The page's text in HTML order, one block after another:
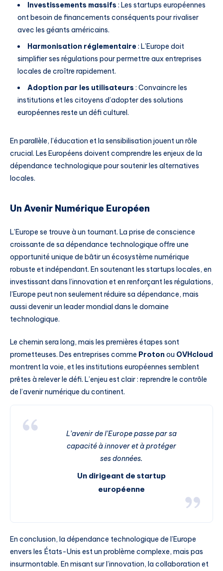
Investissements massifs : Les startups européennes
ont besoin de financements conséquents pour rivaliser
avec les géants américains.
Harmonisation réglementaire: L’Europe doit
simplifier ses régulations pour permettre aux entreprises
locales de croître rapidement.
Adoption par les utilisateurs : Convaincre les
institutions et les citoyens d’adopter des solutions
européennes reste un défi culturel.
En parallèle, l’éducation et la sensibilisation jouent un rôle
crucial. Les Européens doivent comprendre les enjeux de la
dépendance technologique pour soutenir les alternatives
locales.
Un Avenir Numérique Européen
L’Europe se trouve à un tournant. La prise de conscience
croissante de sa dépendance technologique offre une
opportunité unique de bâtir un écosystème numérique
robuste et indépendant. En soutenant les startups locales, en
investissant dans l’innovation et en renforçant les régulations,
l’Europe peut non seulement réduire sa dépendance, mais
aussi devenir un leader mondial dans le domaine
technologique.
Le chemin sera long, mais les premières étapes sont
prometteuses. Des entreprises comme Proton ou OVHcloud
montrent la voie, et les institutions européennes semblent
prêtes à relever le défi. L’enjeu est clair : reprendre le contrôle
de l’avenir numérique du continent.
L’avenir de l’Europe passe par sa
capacité à innover et à protéger
ses données.
Un dirigeant de startup
européenne
En conclusion, la dépendance technologique de l’Europe
envers les États-Unis est un problème complexe, mais pas
insurmontable. En misant sur l’innovation, la collaboration et